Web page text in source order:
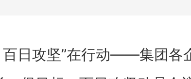
百日攻坚”在行动——集团各